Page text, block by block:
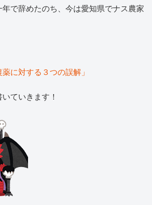
で辞めたのち、今は愛知県でナス農家
に対する３つの誤解」
ていきます！